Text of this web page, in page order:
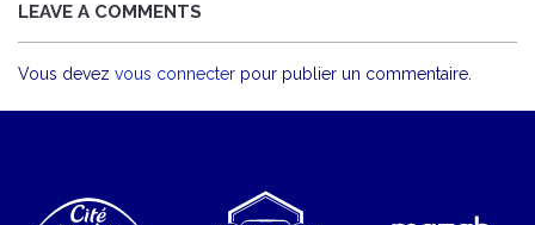
LEAVE A COMMENTS
Vous devez vous connecter pour publier un commentaire.